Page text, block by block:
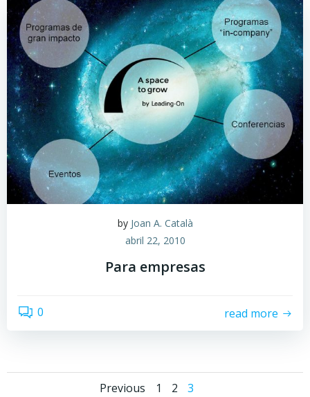
by Joan A. Català
abril 22, 2010
Para empresas
0 read more
Previous Página
1 Página
2 Página
3